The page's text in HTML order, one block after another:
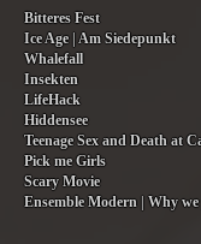
Bitteres Fest
Ice Age | Am Siedepunkt
Whalefall
Insekten
LifeHack
Hiddensee
Teenage Sex and Death at
Pick me Girls
Scary Movie
Ensemble Modern | Why